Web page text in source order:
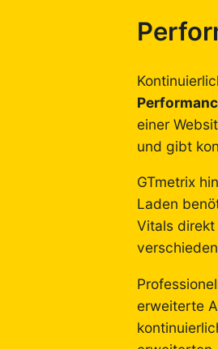
einer
und gibt
GTmetrix
Laden
Vitals direkt
erweiterte